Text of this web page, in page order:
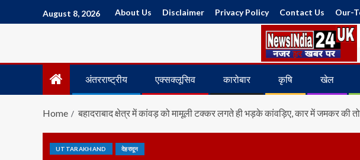
August 8, 2026 About Us Disclaimer Privacy Policy Contact Us Our-
अंतरराष्ट्रीय एक्सक्लूसिव कारोबार कृषि खेल
Home बहादराबाद क्षेत्र में कांवड़ को मामूली टक्कर लगते ही भड़के कांवड़िए, कार में जमकर की
UTTARAKHAND देहरादून